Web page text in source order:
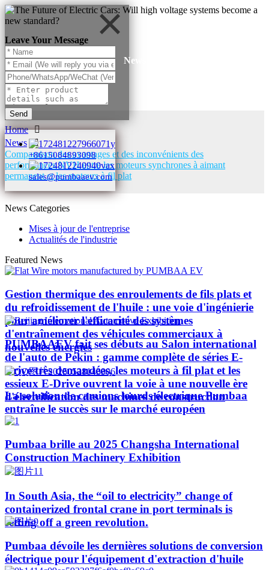
Leave Your Message
Send
+8615084893098
sales@pumbaaev.com
News
Home
News
Comparaison des avantages et des inconvénients des
performances NVH entre les moteurs synchrones à aimant
permanent et les moteurs à fil plat
News Categories
Mises à jour de l'entreprise
Actualités de l'industrie
Featured News
Gestion thermique des enroulements de fils plats et
du refroidissement de l'huile : une voie d'ingénierie
pour améliorer l'efficacité des systèmes
d'entraînement des véhicules commerciaux à
nouvelles énergies
PUMBAAEV fait ses débuts au Salon international
de l'auto de Pékin : gamme complète de séries E-
Drive très demandées, les moteurs à fil plat et les
essieux E-Drive ouvrent la voie à une nouvelle ère
d'électrification des machines de construction
La solution de camions lourds électrique Pumbaa
entraîne le succès sur le marché européen
Pumbaa brille au 2025 Changsha International
Construction Machinery Exhibition
In South Asia, the “oil to electricity” change of
containerized frontal crane in port terminals is
setting off a green revolution.
Pumbaa dévoile les dernières solutions de conversion
électrique pour l'équipement d'extraction d'huile